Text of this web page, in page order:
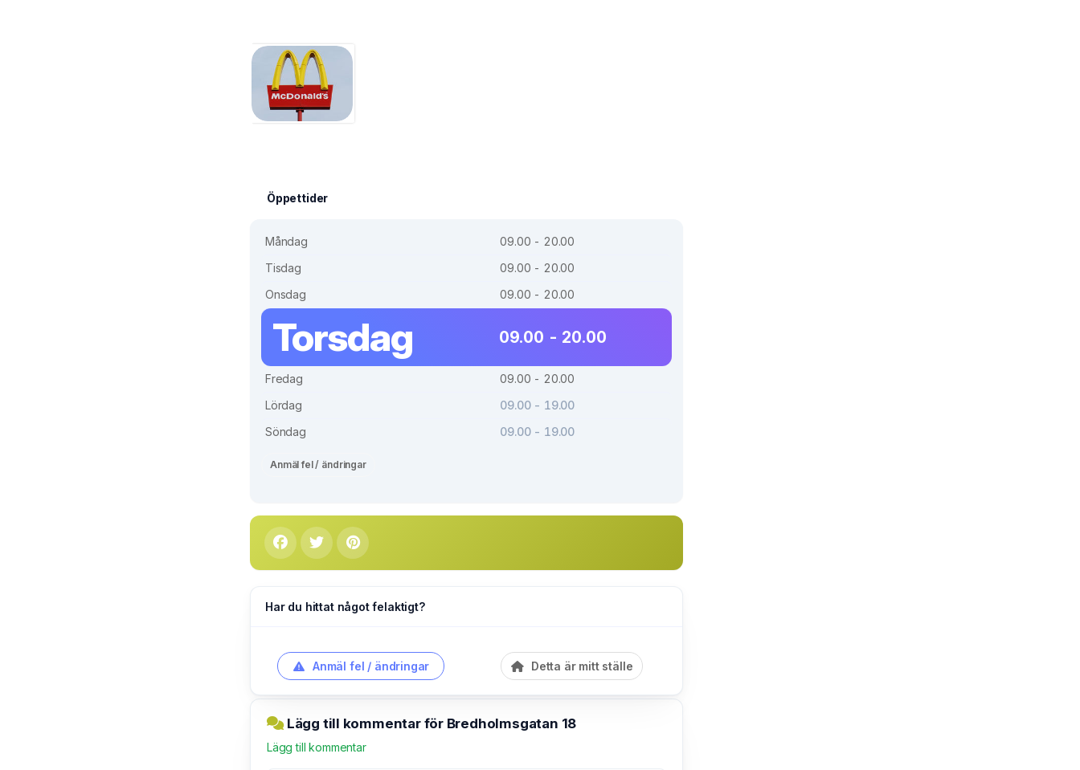
Öppettider
Måndag
09.00 - 20.00
Tisdag
09.00 - 20.00
Onsdag
09.00 - 20.00
Torsdag 09.00 - 20.00
Fredag
09.00 - 20.00
Lördag
09.00 - 19.00
Söndag
09.00 - 19.00
Anmäl fel / ändringar
Har du hittat något felaktigt?
Anmäl fel / ändringar Detta är mitt ställe
Lägg till kommentar för Bredholmsgatan 18
Lägg till kommentar